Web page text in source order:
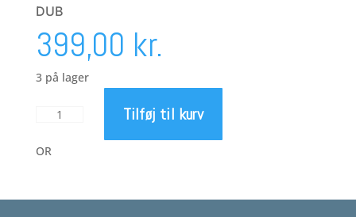
DUB
399,00 kr.
3 på lager
Tripeak
krankbox
-
Tilføj til kurv
OR